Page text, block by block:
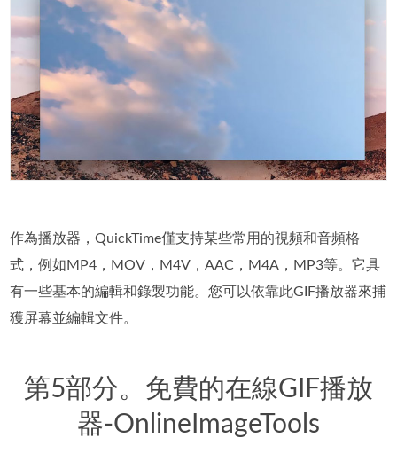
作為播放器，QuickTime僅支持某些常用的視頻和音頻格
式，例如MP4，MOV，M4V，AAC，M4A，MP3等。它具
有一些基本的編輯和錄製功能。您可以依靠此GIF播放器來捕
獲屏幕並編輯文件。
第5部分。免費的在線GIF播放
器-OnlineImageTools